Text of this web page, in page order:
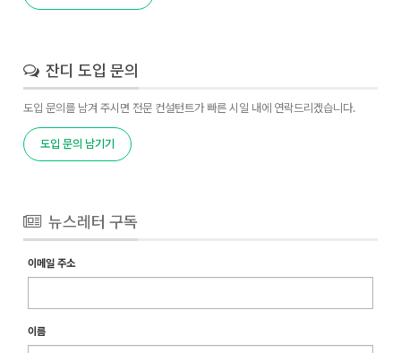
잔디 도입 문의
도입 문의를 남겨 주시면 전문 컨설턴트가 빠른 시일 내에 연락드리겠습니다.
도입 문의 남기기
뉴스레터 구독
이메일 주소
이름